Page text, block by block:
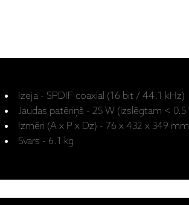
Izeja - SPDIF coaxial (16 bit / 44.1 kHz)
Jaudas patēriņš - 25 W (izslēgtam < 0.5
Izmēri (A x P x Dz) - 76 x 432 x 349 mm
Svars - 6.1 kg